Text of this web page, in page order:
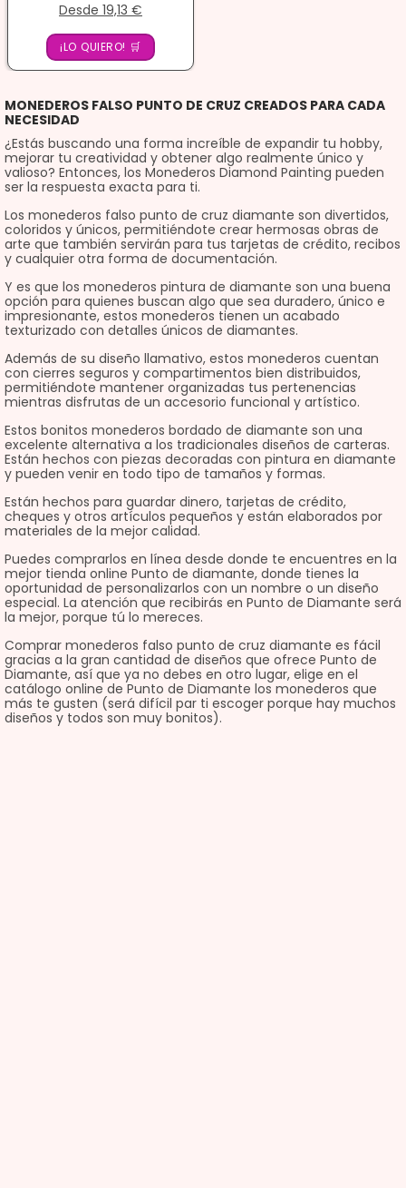
Valorado
con
4.00
de 5
Desde 19,13 €
¡LO QUIERO! 🛒
MONEDEROS FALSO PUNTO DE CRUZ CREADOS PARA CADA
NECESIDAD
¿Estás buscando una forma increíble de expandir tu hobby,
mejorar tu creatividad y obtener algo realmente único y
valioso? Entonces, los Monederos Diamond Painting pueden
ser la respuesta exacta para ti.
Los monederos falso punto de cruz diamante son divertidos,
coloridos y únicos, permitiéndote crear hermosas obras de
arte que también servirán para tus tarjetas de crédito, recibos
y cualquier otra forma de documentación.
Y es que los monederos pintura de diamante son una buena
opción para quienes buscan algo que sea duradero, único e
impresionante, estos monederos tienen un acabado
texturizado con detalles únicos de diamantes.
Además de su diseño llamativo, estos monederos cuentan
con cierres seguros y compartimentos bien distribuidos,
permitiéndote mantener organizadas tus pertenencias
mientras disfrutas de un accesorio funcional y artístico.
Estos bonitos monederos bordado de diamante son una
excelente alternativa a los tradicionales diseños de carteras.
Están hechos con piezas decoradas con pintura en diamante
y pueden venir en todo tipo de tamaños y formas.
Están hechos para guardar dinero, tarjetas de crédito,
cheques y otros artículos pequeños y están elaborados por
materiales de la mejor calidad.
Puedes comprarlos en línea desde donde te encuentres en la
mejor tienda online Punto de diamante, donde tienes la
oportunidad de personalizarlos con un nombre o un diseño
especial. La atención que recibirás en Punto de Diamante será
la mejor, porque tú lo mereces.
Comprar monederos falso punto de cruz diamante es fácil
gracias a la gran cantidad de diseños que ofrece Punto de
Diamante, así que ya no debes en otro lugar, elige en el
catálogo online de Punto de Diamante los monederos que
más te gusten (será difícil par ti escoger porque hay muchos
diseños y todos son muy bonitos).